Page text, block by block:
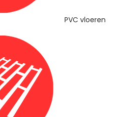
PVC vloeren